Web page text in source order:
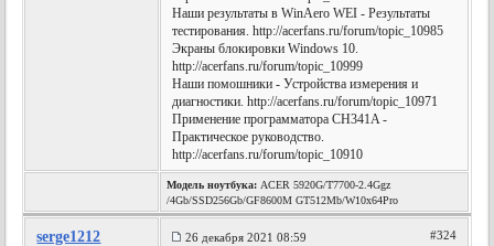
Наши результаты в WinAero WEI - Результаты
тестирования. http://acerfans.ru/forum/topic_10985
Экраны блокировки Windows 10.
http://acerfans.ru/forum/topic_10999
Наши помошники - Устройства измерения и
диагностики. http://acerfans.ru/forum/topic_10971
Применение программатора CH341A -
Практическое руководство.
http://acerfans.ru/forum/topic_10910
Модель ноутбука: ACER 5920G/T7700-2.4Ggz
/4Gb/SSD256Gb/GF8600M GT512Mb/W10x64Pro
serge1212 26 декабря 2021 08:59 #324